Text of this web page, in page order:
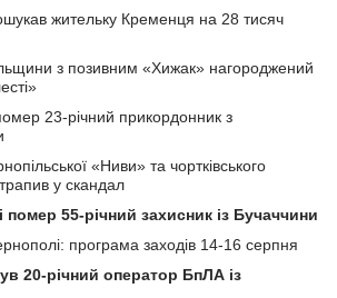
жительку Кременця на 28 тисяч
з позивним «Хижак» нагороджений
23-річний прикордонник з
«Ниви» та чортківського
у скандал
помер 55-річний захисник із Бучаччини
програма заходів 14-16 серпня
20-річний оператор БпЛА із